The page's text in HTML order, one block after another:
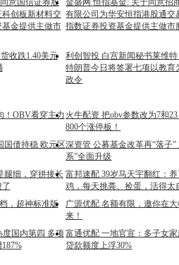
意国信证券股
创板新材料交
金提供主做市
金盛网 恒指基金: 关于同意招
有限公司为华安恒指港股通交
指数证券投资基金提供主做市
收跌1.40美元
利创智投 白宫新闻秘书莱维
特朗普今日将签署七项以教育
政令
！OBV看穿主力 火牛配资 把obv参数改为7和
800个涨停板！
国债持稳 欧元区深资管 公募基金改革再“落子”
系”全面升级
腿细，穿拼接长 富邦速配 39岁马天宇翻红：
鸡，每天挑粪、捡蛋，活得太
，超神标准版
广源优配 名额有限，邀你在
来！
度国内第四 多项 富通优配 一地官宣：多子女
贷款额度上浮30%